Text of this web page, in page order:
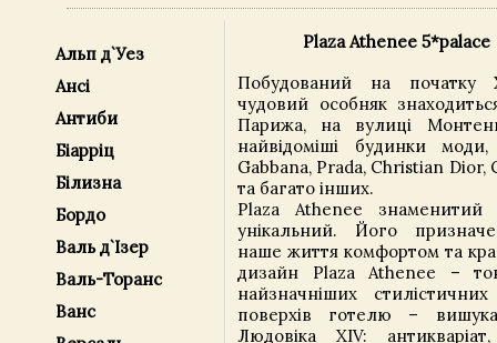
Альп д`Уез
Ансі
Антиби
Біарріц
Білизна
Бордо
Валь д`Ізер
Валь-Торанс
Ванс
Plaza Athenee 5*palace
Побудований на початку
чудовий особняк
Парижа, на вулиці
найвідоміші будинки
Gabbana, Prada, Christian Dior,
та багато інших.
Plaza Athenee знаменитий
унікальний. Його
наше життя комфортом та
дизайн Plaza Athenee –
найзначніших
поверхів готелю –
Людовіка XIV: